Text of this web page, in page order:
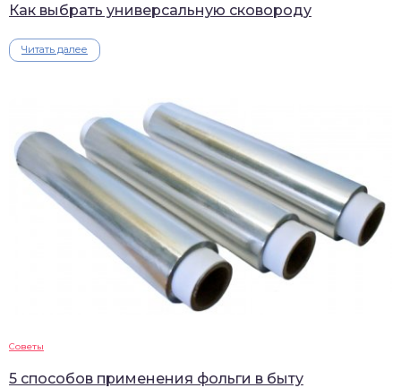
Как выбрать универсальную сковороду
Читать далее
Советы
5 способов применения фольги в быту